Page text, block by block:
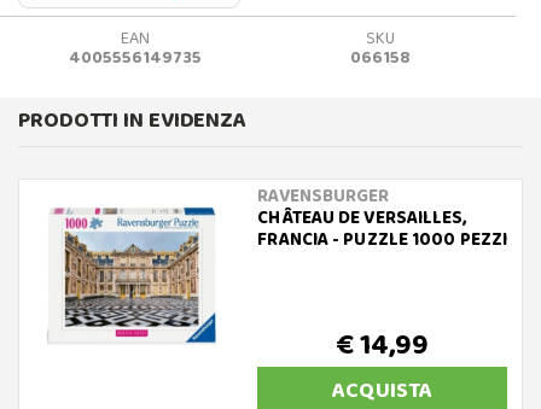
EAN
4005556149735
SKU
066158
PRODOTTI IN EVIDENZA
RAVENSBURGER
CHÂTEAU DE VERSAILLES,
FRANCIA - PUZZLE 1000 PEZZI
€ 14,99
ACQUISTA